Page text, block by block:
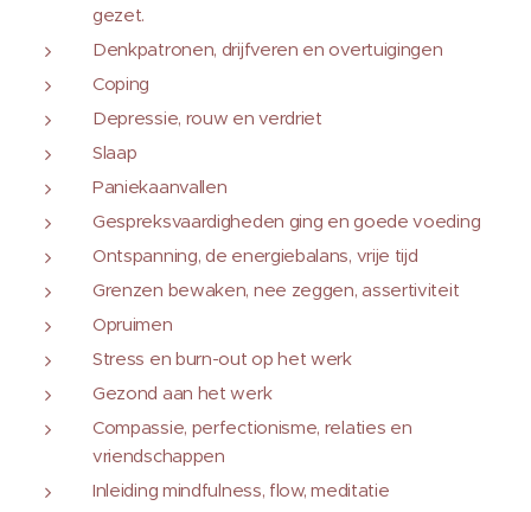
gezet.
Denkpatronen, drijfveren en overtuigingen
Coping
Depressie, rouw en verdriet
Slaap
Paniekaanvallen
Gespreksvaardigheden ging en goede voeding
Ontspanning, de energiebalans, vrije tijd
Grenzen bewaken, nee zeggen, assertiviteit
Opruimen
Stress en burn-out op het werk
Gezond aan het werk
Compassie, perfectionisme, relaties en
vriendschappen
Inleiding mindfulness, flow, meditatie